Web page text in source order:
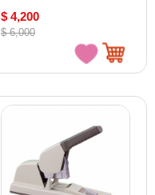
$ 4,200
$ 6,000